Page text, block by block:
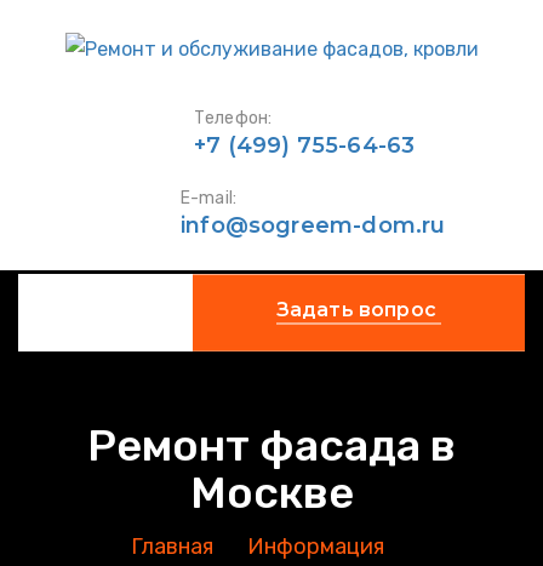
Телефон:
+7 (499) 755-64-63
E-mail:
info@sogreem-dom.ru
Задать вопрос
Ремонт фасада в
Москве
Главная
Информация